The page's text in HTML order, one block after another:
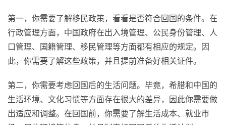
第一，你需要了解移民政策，看看是否符合回国的条件。在
行政管理方面，中国政府在出入境管理、公民身份管理、人
口管理、国籍管理、移民管理等方面都有相应的规定。因
此，你需要了解这些政策，并且提前准备好相关证件。
第二，你需要考虑回国后的生活问题。毕竟，希腊和中国的
生活环境、文化习惯等方面存在很大的差异，因此你需要做
出适应和调整。在回国前，你需要了解生活成本、就业市